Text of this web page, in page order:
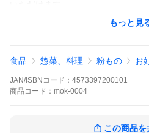
ください。
申し訳ございませんが、１枚１枚
りますので、数量に限りがございま
お中元 お歳暮 御礼 御祝 御年賀
もっと見
食品 惣菜、料理 粉もの お
JAN/ISBNコード： 4573397200101
商品 コード： mok-0004
この商品を